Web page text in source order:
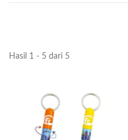
Hasil 1 - 5 dari 5